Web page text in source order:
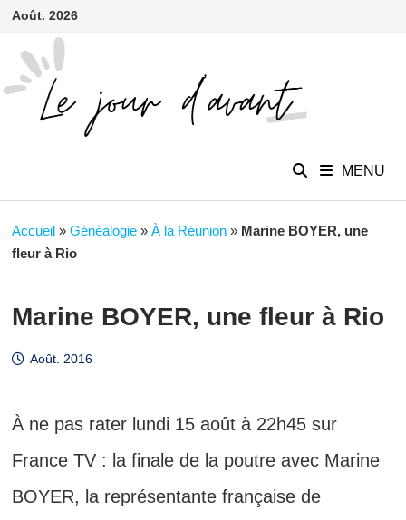
Passer
contenu
Août. 2026
MENU
Accueil» Généalogie» À la Réunion» Marine BOYER, une
fleur à Rio
Marine BOYER, une fleur à Rio
Août. 2016
À ne pas rater lundi 15 août à 22h45 sur
France TV : la finale de la poutre avec Marine
BOYER, la représentante française de